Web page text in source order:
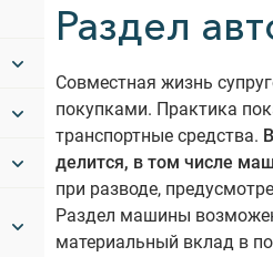
Раздел
Совместная жизнь
покупками. Практика
транспортные средства.
делится, в том числе
при разводе,
Раздел машины
материальный вклад в